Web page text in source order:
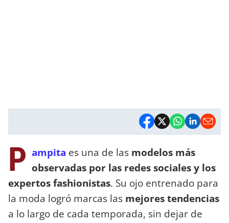
P ampita es una de las modelos más
observadas por las redes sociales y los
expertos fashionistas. Su ojo entrenado para
la moda logró marcas las mejores tendencias
a lo largo de cada temporada, sin dejar de